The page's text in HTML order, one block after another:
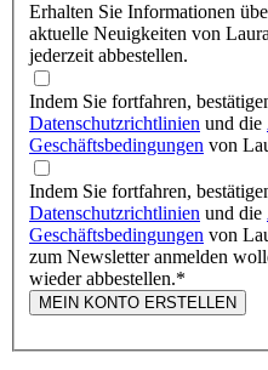
Erhalten Sie Informationen
aktuelle Neuigkeiten von
jederzeit abbestellen.
Indem Sie fortfahren,
Datenschutzrichtlinien und die
Geschäftsbedingungen von
Indem Sie fortfahren,
Datenschutzrichtlinien und die
Geschäftsbedingungen von
zum Newsletter anmelden
wieder abbestellen.*
MEIN KONTO ERSTELLEN